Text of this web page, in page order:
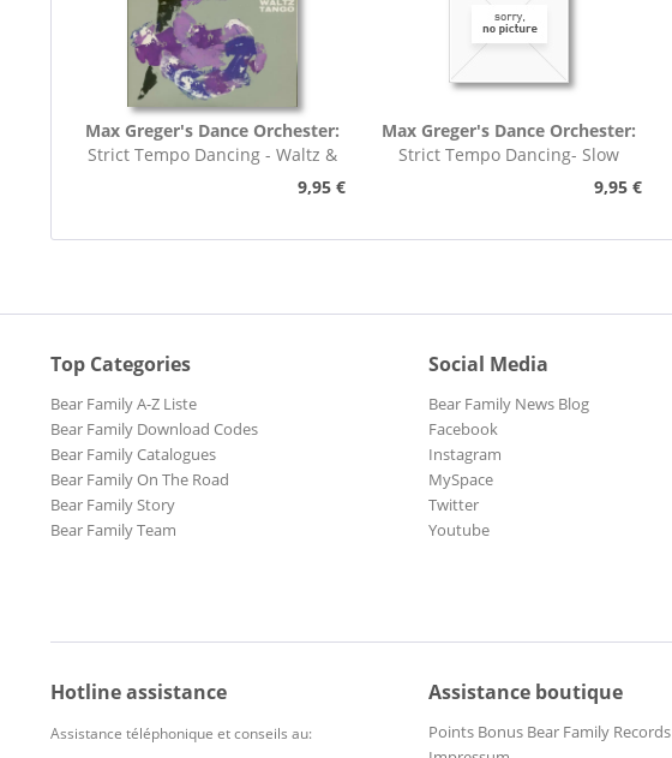
Max Greger's Dance Orchester:
Strict Tempo Dancing - Waltz &
9,95 €
Max Greger's Dance Orchester:
Strict Tempo Dancing- Slow
9,95 €
Top Categories
Bear Family A-Z Liste
Bear Family Download Codes
Bear Family Catalogues
Bear Family On The Road
Bear Family Story
Bear Family Team
Social Media
Bear Family News Blog
Facebook
Instagram
MySpace
Twitter
Youtube
Hotline assistance
Assistance téléphonique et conseils au:
Assistance boutique
Points Bonus Bear Family Records